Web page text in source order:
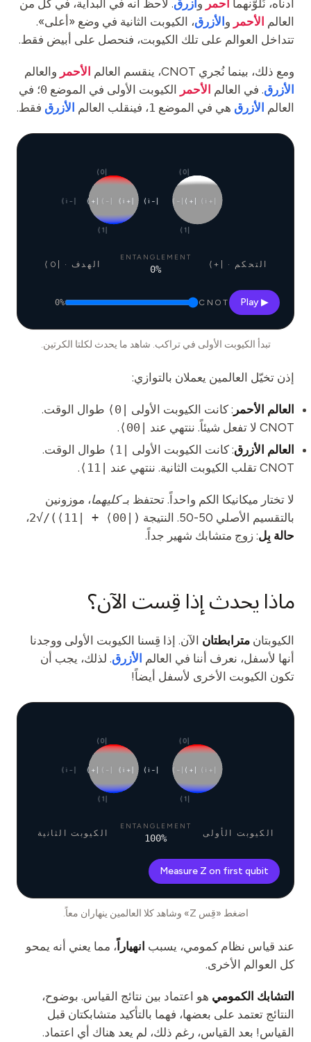
أدناه، نُلوّنهما أحمر و أزرق. لاحظ أنه في البداية، في كل من
العالم الأحمر و الأزرق، الكيوبت الثانية في وضع «أعلى».
تتداخل العوالم على تلك الكيوبت، فنحصل على أبيض فقط.
ومع ذلك، بينما نُجري CNOT، ينقسم العالم الأحمر والعالم
الأزرق. في العالم الأحمر الكيوبت الأولى في الموضع 0؛ في
العالم الأزرق هي في الموضع 1، فينقلب العالم الأزرق فقط.
|+⟩ |−⟩ |+i⟩
|−i⟩ |+⟩
|−⟩ |+i⟩
|−i⟩
التحكم · |+⟩
ENTANGLEMENT
0% الهدف · |0⟩
▶ Play
CNOT
0%
تبدأ الكيوبت الأولى في تراكب. شاهد ما يحدث لكلتا الكرتين.
إذن تخيّل العالمين يعملان بالتوازي:
العالم الأحمر : كانت الكيوبت الأولى
طوال الوقت.
CNOT لا تفعل شيئاً. ننتهي عند
.
العالم الأزرق: كانت الكيوبت الأولى
طوال الوقت.
CNOT تقلب الكيوبت الثانية. ننتهي عند
.
لا تختار ميكانيكا الكم واحداً. تحتفظ بـكليهما، موزونين
بالتقسيم الأصلي 50-50. النتيجة
(|00⟩ + |11⟩)/√2
،
حالة بِل: زوج متشابك شهير جداً.
ماذا يحدث إذا قِست الآن؟
الكيوبتان مترابطتان الآن. إذا قِسنا الكيوبت الأولى ووجدنا
أنها لأسفل، نعرف أننا في العالم الأزرق. لذلك، يجب أن
تكون الكيوبت الأخرى لأسفل أيضاً!
|+⟩ |−⟩ |+i⟩
|−i⟩ |+⟩
|−⟩ |+i⟩
|−i⟩
الكيوبت الأولى
ENTANGLEMENT
100% الكيوبت الثانية
Measure Z on first qubit
اضغط «قِس Z» وشاهد كلا العالمين ينهاران معاً.
عند قياس نظام كمومي، يسبب انهياراً ، مما يعني أنه يمحو
كل العوالم الأخرى.
التشابك الكمومي هو اعتماد بين نتائج القياس. بوضوح،
النتائج تعتمد على بعضها، فهما بالتأكيد متشابكتان قبل
القياس! بعد القياس، رغم ذلك، لم يعد هناك أي اعتماد.